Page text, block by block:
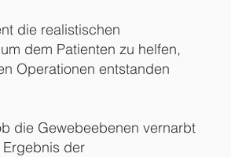
die realistischen
dem Patienten zu helfen,
Operationen entstanden
die Gewebeebenen vernarbt
der